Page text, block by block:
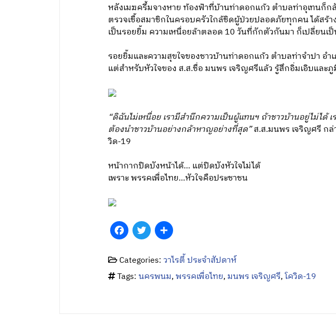
หลังเมฆครึ้มจางหาย ท้องฟ้าที่บ้านท่าดอกแก้ว ตำบลท่าอุเทนก็
ตรวจเชื้อสมาชิกในครอบครัวใกล้ชิดผู้ป่วยปลอดภัยทุกคน ได้สร้
เป็นรอยยิ้ม ความเหนื่อยล้าตลอด 10 วันที่กักตัวกันมา ก็เปลี่ยน
รอยยิ้มและความสุขใจของชาวบ้านท่าดอกแก้ว ตำบลท่าจำปา อ
แต่สำหรับหัวใจของ ส.ส.ชื่อ มนพร เจริญศรีแล้ว รู้สึกอิ่มเอิบและ
“ดิฉันไม่เหนื่อย เรามีสำนึกความเป็นผู้แทนฯ ถ้าชาวบ้านอยู่ไม่ได้
ต้องนำชาวบ้านอย่างกล้าหาญอย่างที่สุด”ส.ส.มนพร เจริญศรี กล่
วิด-19
หน้ากากปิดบังหน้าได้… แต่ปิดบังหัวใจไม่ได้
เพราะ พรรคเพื่อไทย…หัวใจคือประชาชน
Facebook
TwitterShare
Categories:วาไรตี้ ประจำสัปดาห์
Tags:นครพนม,พรรคเพื่อไทย,มนพร เจริญศรี,โควิด-19